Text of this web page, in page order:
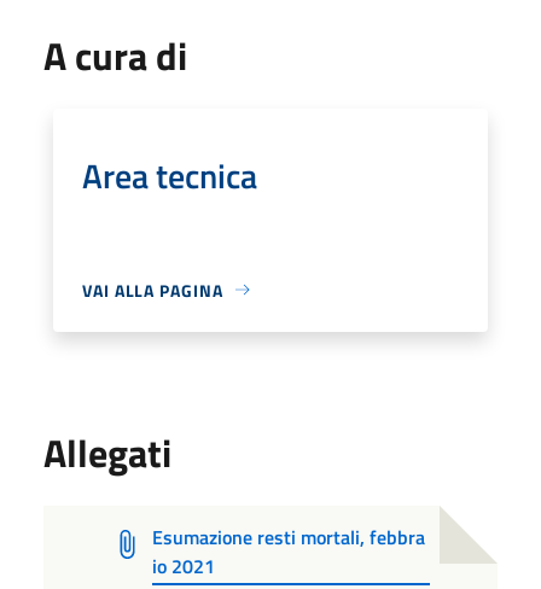
A cura di
Area tecnica
VAI ALLA PAGINA
Allegati
Esumazione resti mortali, febbra
io 2021